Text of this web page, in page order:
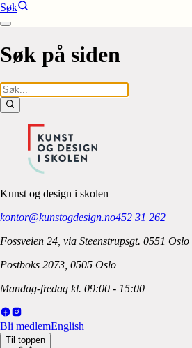
Søk
Søk på siden
Kunst og design i skolen
kontor@kunstogdesign.no452 31 262
Fossveien 24, via Steenstrupsgt. 0551 Oslo
Postboks 2073, 0505 Oslo
Mandag-fredag kl. 09:00 - 15:00
Bli medlemEnglish
Til toppen